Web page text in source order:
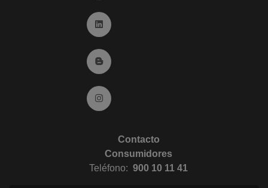
Ir a Linkedin (abre en ventana nueva)
Ir al Blog (abre en ventana nueva)
Ir a Instagram (abre en ventana nueva)
Contacto
Consumidores
Teléfono: 900 10 11 41